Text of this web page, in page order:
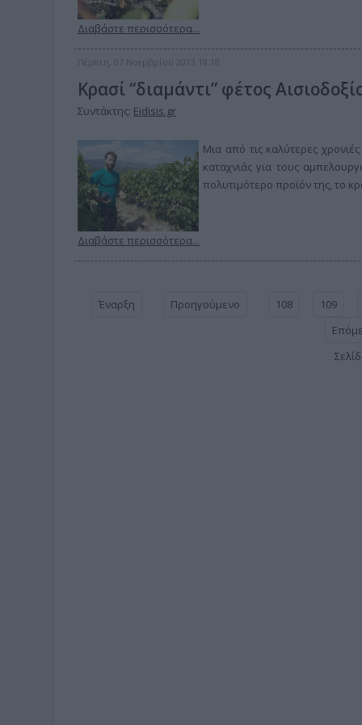
Διαβάστε περισσότερα...
Πέμπτη, 07 Νοεμβρίου 2013 18:18
Κρασί “διαμάντι” φέτος
Συντάκτης: Eidisis.gr
Μια από τις καλύτερες
καταχνιάς για τους
πολυτιμότερο προϊόν της, το
Διαβάστε περισσότερα...
Έναρξη Προηγούμενο 108 109